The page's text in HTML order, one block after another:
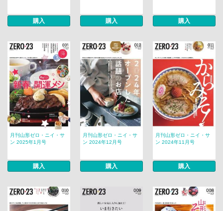
購入 購入 購入
月刊山形ゼロ・ニイ・サ
ン 2025年1月号
購入
月刊山形ゼロ・ニイ・サ
ン 2024年12月号
購入
月刊山形ゼロ・ニイ・サ
ン 2024年11月号
購入